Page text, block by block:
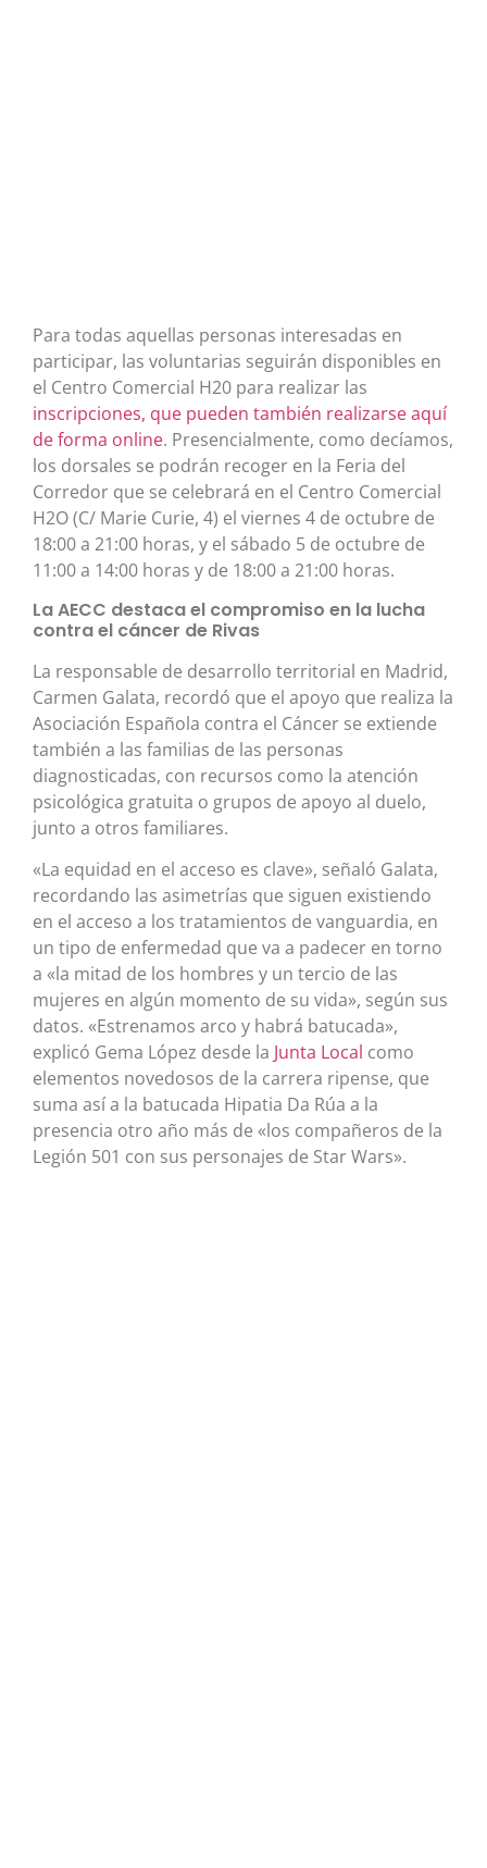
Para todas aquellas personas interesadas en
participar, las voluntarias seguirán disponibles en
el Centro Comercial H20 para realizar las
inscripciones, que pueden también realizarse aquí
de forma online. Presencialmente, como decíamos,
los dorsales se podrán recoger en la Feria del
Corredor que se celebrará en el Centro Comercial
H2O (C/ Marie Curie, 4) el viernes 4 de octubre de
18:00 a 21:00 horas, y el sábado 5 de octubre de
11:00 a 14:00 horas y de 18:00 a 21:00 horas.
La AECC destaca el compromiso en la lucha
contra el cáncer de Rivas
La responsable de desarrollo territorial en Madrid,
Carmen Galata, recordó que el apoyo que realiza la
Asociación Española contra el Cáncer se extiende
también a las familias de las personas
diagnosticadas, con recursos como la atención
psicológica gratuita o grupos de apoyo al duelo,
junto a otros familiares.
«La equidad en el acceso es clave», señaló Galata,
recordando las asimetrías que siguen existiendo
en el acceso a los tratamientos de vanguardia, en
un tipo de enfermedad que va a padecer en torno
a «la mitad de los hombres y un tercio de las
mujeres en algún momento de su vida», según sus
datos. «Estrenamos arco y habrá batucada»,
explicó Gema López desde la Junta Local como
elementos novedosos de la carrera ripense, que
suma así a la batucada Hipatia Da Rúa a la
presencia otro año más de «los compañeros de la
Legión 501 con sus personajes de Star Wars».